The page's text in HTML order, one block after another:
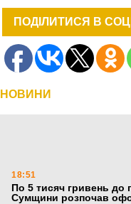
ПОДІЛИТИСЯ В
НОВИНИ
18:51
По 5 тисяч гривень до
Сумщини розпочав